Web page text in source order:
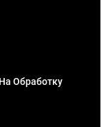
Обработку